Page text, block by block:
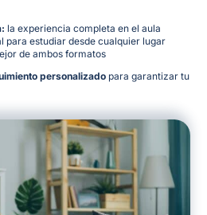
la experiencia completa en el aula
para estudiar desde cualquier lugar
de ambos formatos
personalizadopara garantizar tu